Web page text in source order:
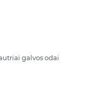
galvos odai